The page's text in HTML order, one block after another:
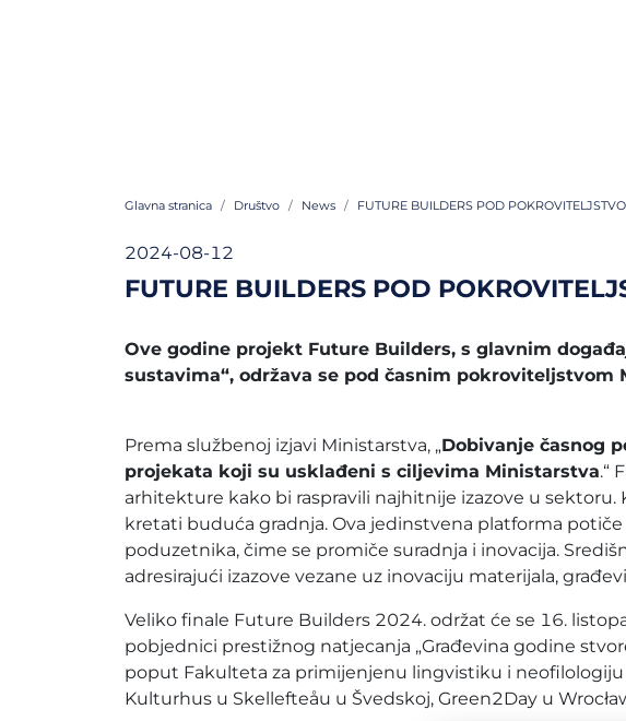
Glavna stranica Društvo News FUTURE BUILDERS POD
2024-08-12
FUTURE BUILDERS POD
Ove godine projekt Future Builders, s glavnim
sustavima“, održava se pod časnim pokroviteljstvom
Prema službenoj izjavi Ministarstva, „Dobivanje časnog
projekata koji su usklađeni s ciljevima Ministarstva.“
arhitekture kako bi raspravili najhitnije izazove u sektoru.
kretati buduća gradnja. Ova jedinstvena platforma
poduzetnika, čime se promiče suradnja i inovacija.
adresirajući izazove vezane uz inovaciju materijala,
Veliko finale Future Builders 2024. održat će se 16.
pobjednici prestižnog natjecanja „Građevina godine
poput Fakulteta za primijenjenu lingvistiku i neofilologiju
Kulturhus u Skellefteåu u Švedskoj, Green2Day u